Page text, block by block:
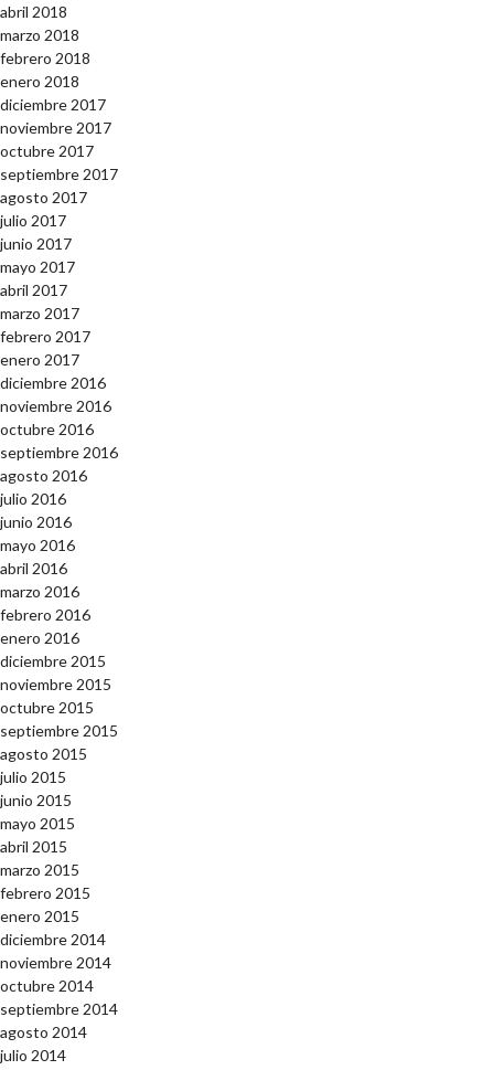
abril 2018
marzo 2018
febrero 2018
enero 2018
diciembre 2017
noviembre 2017
octubre 2017
septiembre 2017
agosto 2017
julio 2017
junio 2017
mayo 2017
abril 2017
marzo 2017
febrero 2017
enero 2017
diciembre 2016
noviembre 2016
octubre 2016
septiembre 2016
agosto 2016
julio 2016
junio 2016
mayo 2016
abril 2016
marzo 2016
febrero 2016
enero 2016
diciembre 2015
noviembre 2015
octubre 2015
septiembre 2015
agosto 2015
julio 2015
junio 2015
mayo 2015
abril 2015
marzo 2015
febrero 2015
enero 2015
diciembre 2014
noviembre 2014
octubre 2014
septiembre 2014
agosto 2014
julio 2014